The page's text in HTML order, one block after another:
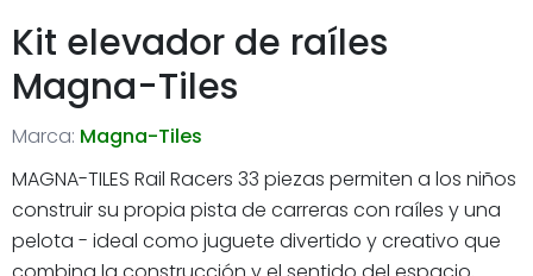
Kit elevador de raíles
Magna-Tiles
Marca: Magna-Tiles
MAGNA-TILES Rail Racers 33 piezas permiten a los niños
construir su propia pista de carreras con raíles y una
pelota - ideal como juguete divertido y creativo que